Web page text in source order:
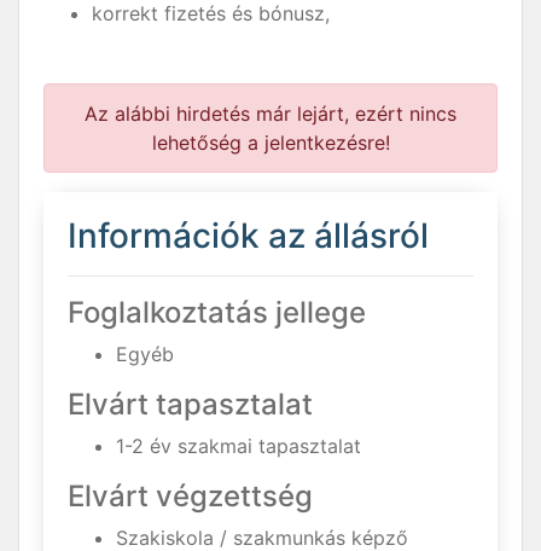
korrekt fizetés és bónusz,
Az alábbi hirdetés már lejárt, ezért nincs
lehetőség a jelentkezésre!
Információk az állásról
Foglalkoztatás jellege
Egyéb
Elvárt tapasztalat
1-2 év szakmai tapasztalat
Elvárt végzettség
Szakiskola / szakmunkás képző